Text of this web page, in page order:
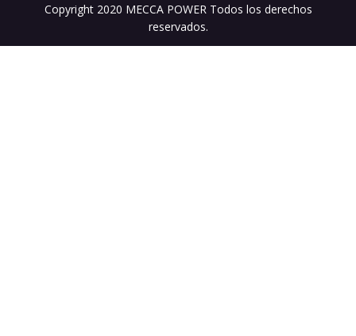
Copyright 2020 MECCA POWER Todos los derechos
reservados.